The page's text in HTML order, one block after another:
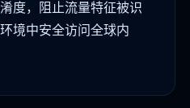
度，阻止流量特征被识
境中安全访问全球内